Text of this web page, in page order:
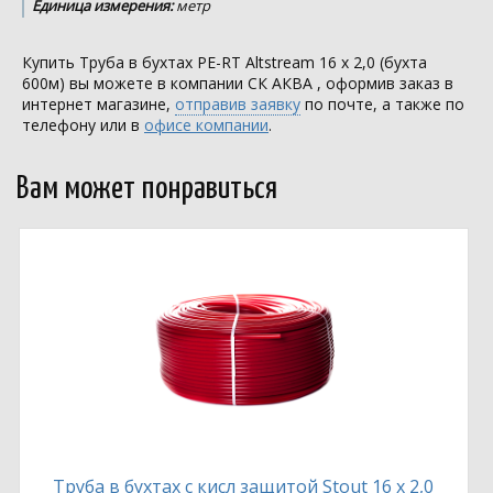
Единица измерения:метр
Купить Труба в бухтах PE-RT Altstream 16 х 2,0 (бухта
600м) вы можете в компании СК АКВА , оформив заказ в
интернет магазине, отправив заявку по почте, а также по
телефону или в офисе компании.
Вам может понравиться
Труба в бухтах с кисл защитой Stout 16 х 2,0